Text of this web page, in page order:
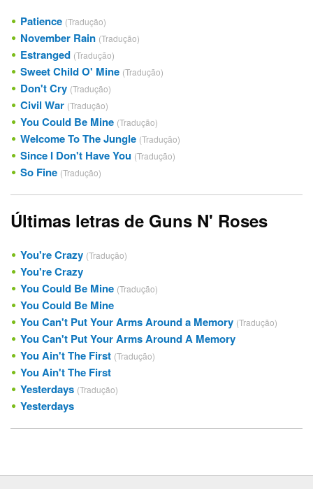
Patience (Tradução)
November Rain (Tradução)
Estranged (Tradução)
Sweet Child O' Mine (Tradução)
Don't Cry (Tradução)
Civil War (Tradução)
You Could Be Mine (Tradução)
Welcome To The Jungle (Tradução)
Since I Don't Have You (Tradução)
So Fine (Tradução)
Últimas letras de Guns N' Roses
You're Crazy (Tradução)
You're Crazy
You Could Be Mine (Tradução)
You Could Be Mine
You Can't Put Your Arms Around a Memory (Tradução)
You Can't Put Your Arms Around A Memory
You Ain't The First (Tradução)
You Ain't The First
Yesterdays (Tradução)
Yesterdays